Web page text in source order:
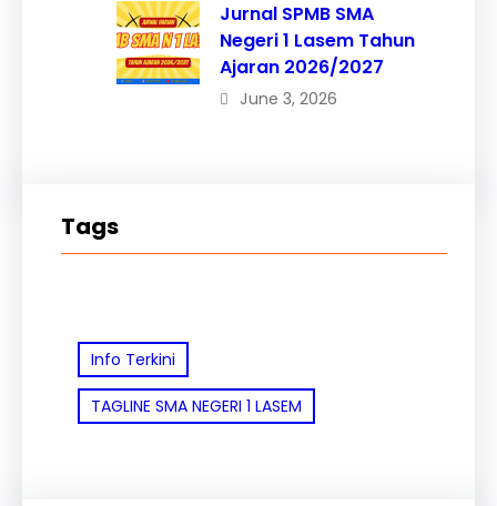
Jurnal SPMB SMA
Negeri 1 Lasem Tahun
Ajaran 2026/2027
June 3, 2026
Tags
Info Terkini
TAGLINE SMA NEGERI 1 LASEM